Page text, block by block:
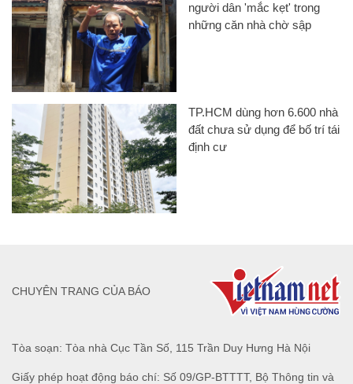
người dân 'mắc kẹt' trong
những căn nhà chờ sập
TP.HCM dùng hơn 6.600 nhà
đất chưa sử dụng để bố trí tái
định cư
Tòa soạn: Tòa nhà Cục Tần Số, 115 Trần Duy Hưng Hà Nội
Giấy phép hoạt động báo chí: Số 09/GP-BTTTT, Bộ Thông tin và
CHUYÊN TRANG CỦA BÁO